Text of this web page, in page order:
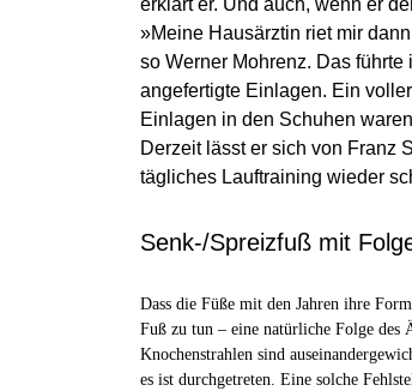
erklärt er. Und auch, wenn er
»Meine Hausärztin riet mir
so Werner Mohrenz. Das
angefertigte Einlagen. Ein
Einlagen in den Schuhen
Derzeit lässt er sich von Franz
tägliches Lauftraining wieder
Senk-/Spreizfuß mit
Dass die Füße mit den Jahren ihre
Fuß zu tun – eine natürliche Folge des
Knochenstrahlen sind
es ist durchgetreten. Eine solche